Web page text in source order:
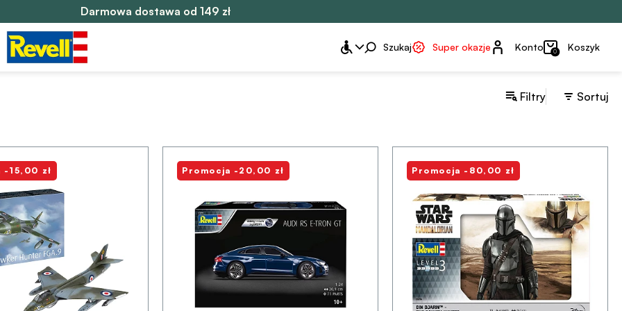
Darmowa dostawa od 149 zł
Szukaj Super okazje Konto
Konto 0 Koszyk
Filtry Sortuj
-15,00 zł Promocja -20,00 zł Promocja -80,00 zł